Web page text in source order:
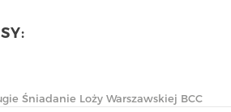
Śniadanie Loży Warszawskiej BCC